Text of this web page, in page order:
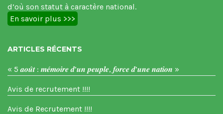
d’où son statut à caractère national.
En savoir plus >>>
ARTICLES RÉCENTS
« 5 𝒂𝒐𝒖̂𝒕 : 𝒎𝒆́𝒎𝒐𝒊𝒓𝒆 𝒅’𝒖𝒏 𝒑𝒆𝒖𝒑𝒍𝒆, 𝒇𝒐𝒓𝒄𝒆 𝒅’𝒖𝒏𝒆 𝒏𝒂𝒕𝒊𝒐𝒏 »
Avis de recrutement !!!!
Avis de Recrutement !!!!